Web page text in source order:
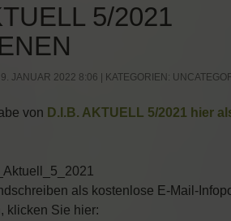
5/2021
JANUAR 2022 8:06 | KATEGORIEN:
von D.I.B. AKTUELL 5/2021 hier
als kostenlose E-Mail-
klicken Sie hier: